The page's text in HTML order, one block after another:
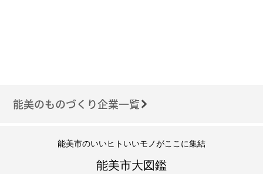
能美のものづくり企業一覧
能美市のいいヒトいいモノがここに集結
能美市大図鑑